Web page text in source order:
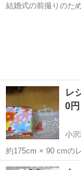
結婚式の前撮りのた
レ
0円
小
約175cm × 90 cmの
北海道 岩内郡